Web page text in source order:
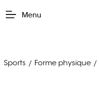
Menu
Sports / Forme physique /